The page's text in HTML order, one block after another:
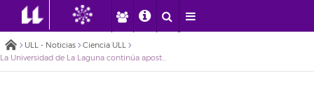
ULL - Noticias
Ciencia ULL
La Universidad de La Laguna continúa apostando por visibilizar el papel de la mujer en la ciencia